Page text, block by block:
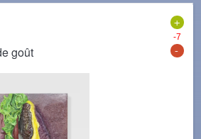
+
-7
-
goût